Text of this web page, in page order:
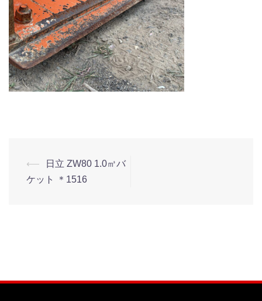
⟵
日立 ZW80 1.0㎥バ
ケット ＊1516